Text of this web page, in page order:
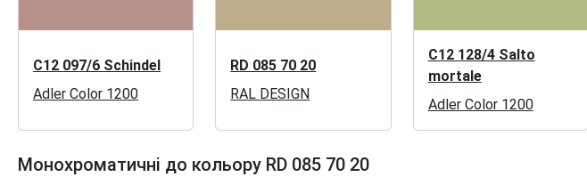
C12 097/6 Schindel
Adler Color 1200
RD 085 70 20
RAL DESIGN
C12 128/4 Salto
mortale
Adler Color 1200
Монохроматичні до кольору RD 085 70 20